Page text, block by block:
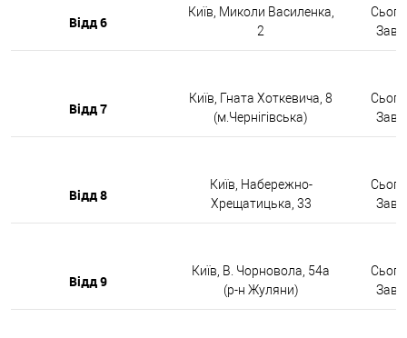
Відд 6
Київ, Миколи Василенка,
2
Відд 7
Київ, Гната Хоткевича, 8
(м.Чернігівська)
Відд 8
Київ, Набережно-
Хрещатицька, 33
Відд 9
Київ, В. Чорновола, 54а
(р-н Жуляни)